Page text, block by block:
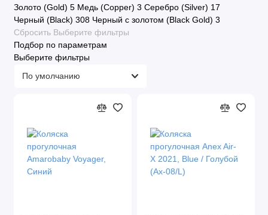
Золото (Gold) 5 Медь (Copper) 3 Серебро (Silver) 17
Черный (Black) 308 Черный с золотом (Black Gold) 3
Сбросить Выберите фильтры
Подбор по параметрам
Выберите фильтры